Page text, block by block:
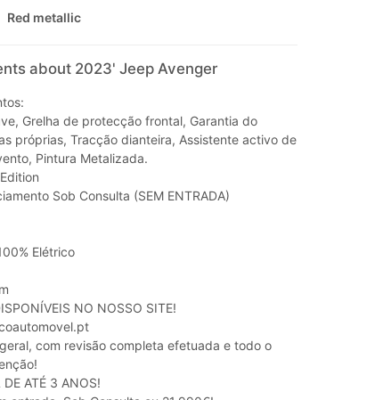
Red metallic
about 2023' Jeep Avenger
Grelha de protecção frontal, Garantia do
próprias, Tracção dianteira, Assistente activo de
Pintura Metalizada.
Sob Consulta (SEM ENTRADA)
Elétrico
NO NOSSO SITE!
com revisão completa efetuada e todo o
ATÉ 3 ANOS!